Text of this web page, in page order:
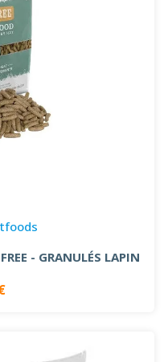
- GRANULÉS LAPIN